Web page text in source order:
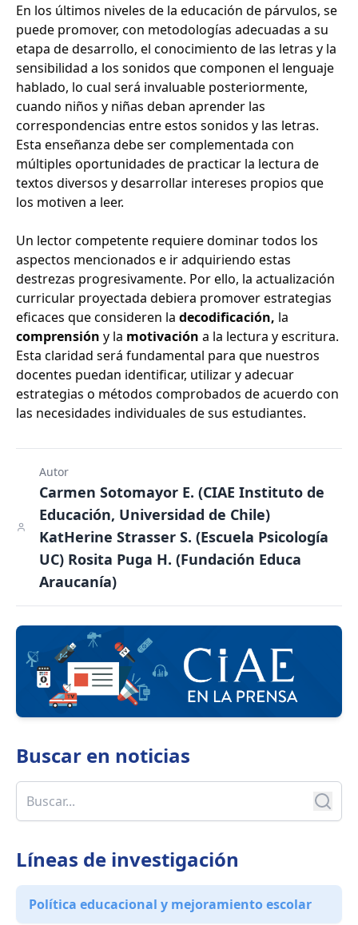
En los últimos niveles de la educación de párvulos, se
puede promover, con metodologías adecuadas a su
etapa de desarrollo, el conocimiento de las letras y la
sensibilidad a los sonidos que componen el lenguaje
hablado, lo cual será invaluable posteriormente,
cuando niños y niñas deban aprender las
correspondencias entre estos sonidos y las letras.
Esta enseñanza debe ser complementada con
múltiples oportunidades de practicar la lectura de
textos diversos y desarrollar intereses propios que
los motiven a leer.
Un lector competente requiere dominar todos los
aspectos mencionados e ir adquiriendo estas
destrezas progresivamente. Por ello, la actualización
curricular proyectada debiera promover estrategias
eficaces que consideren la decodificación, la
comprensión y la motivación a la lectura y escritura.
Esta claridad será fundamental para que nuestros
docentes puedan identificar, utilizar y adecuar
estrategias o métodos comprobados de acuerdo con
las necesidades individuales de sus estudiantes.
Autor
Carmen Sotomayor E. (CIAE Instituto de
Educación, Universidad de Chile)
KatHerine Strasser S. (Escuela Psicología
UC) Rosita Puga H. (Fundación Educa
Araucanía)
Buscar en noticias
Líneas de investigación
Política educacional y mejoramiento escolar